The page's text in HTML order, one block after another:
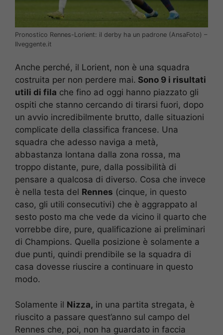
Pronostico Rennes-Lorient: il derby ha un padrone (AnsaFoto) –
Ilveggente.it
Anche perché, il Lorient, non è una squadra
costruita per non perdere mai. Sono 9 i risultati
utili di fila che fino ad oggi hanno piazzato gli
ospiti che stanno cercando di tirarsi fuori, dopo
un avvio incredibilmente brutto, dalle situazioni
complicate della classifica francese. Una
squadra che adesso naviga a metà,
abbastanza lontana dalla zona rossa, ma
troppo distante, pure, dalla possibilità di
pensare a qualcosa di diverso. Cosa che invece
è nella testa del Rennes (cinque, in questo
caso, gli utili consecutivi) che è aggrappato al
sesto posto ma che vede da vicino il quarto che
vorrebbe dire, pure, qualificazione ai preliminari
di Champions. Quella posizione è solamente a
due punti, quindi prendibile se la squadra di
casa dovesse riuscire a continuare in questo
modo.
Solamente il Nizza, in una partita stregata, è
riuscito a passare quest’anno sul campo del
Rennes che, poi, non ha guardato in faccia